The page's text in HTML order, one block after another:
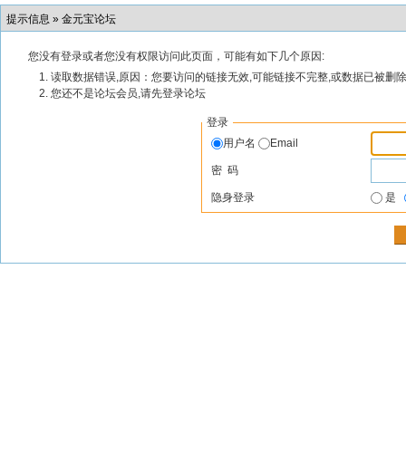
提示信息 » 金元宝论坛
您没有登录或者您没有权限访问此页面，可能有如下几个原因:
读取数据错误,原因：您要访问的链接无效,可能链接不完整,或数据已被删
您还不是论坛会员,请先登录论坛
登录
用户名
Email
密 码
隐身登录 是